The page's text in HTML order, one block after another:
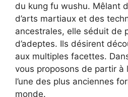
du kung fu wushu. Mêlant
d’arts martiaux et des
ancestrales, elle séduit de
d’adeptes. Ils désirent
aux multiples facettes.
vous proposons de partir à
l’une des plus anciennes
monde.